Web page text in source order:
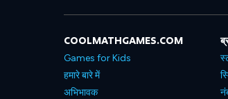
COOLMATHGAMES.COM
Games for Kids
हमारे बारे में
अभिभावक